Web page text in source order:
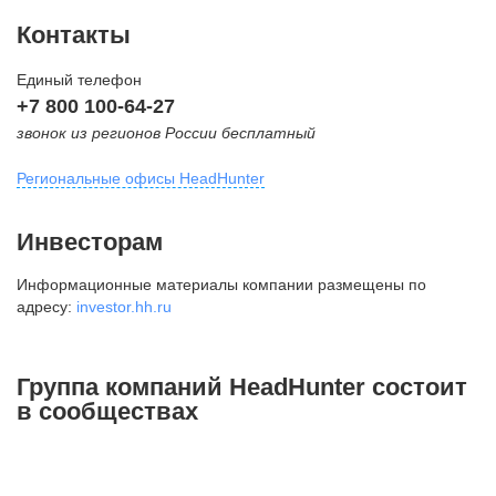
Контакты
Единый телефон
+7 800 100-64-27
звонок из регионов России бесплатный
Региональные офисы HeadHunter
внутригородская территория
Муниципальный округ Тверской,
2-я Брестская ул., д. 48,
+7 495 980-64-27
Инвесторам
Информационные материалы компании размещены по
адресу: investor.hh.ru
Группа компаний HeadHunter состоит
в сообществах